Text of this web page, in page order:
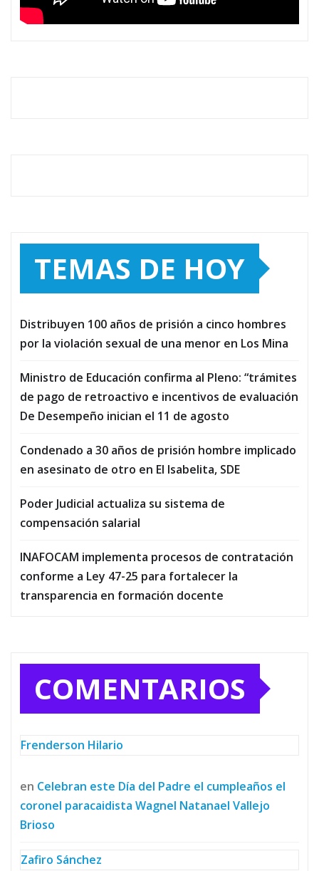
TEMAS DE HOY
Distribuyen 100 años de prisión a cinco hombres
por la violación sexual de una menor en Los Mina
Ministro de Educación confirma al Pleno: “trámites
de pago de retroactivo e incentivos de evaluación
De Desempeño inician el 11 de agosto
Condenado a 30 años de prisión hombre implicado
en asesinato de otro en El Isabelita, SDE
Poder Judicial actualiza su sistema de
compensación salarial
INAFOCAM implementa procesos de contratación
conforme a Ley 47-25 para fortalecer la
transparencia en formación docente
COMENTARIOS
Frenderson Hilario
en Celebran este Día del Padre el cumpleaños el
coronel paracaidista Wagnel Natanael Vallejo
Brioso
Zafiro Sánchez